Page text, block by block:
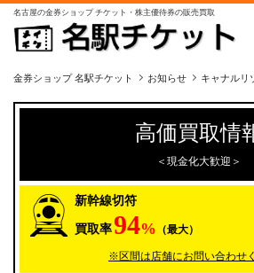
名古屋の金券ショップ チケット・株主優待券の販売買取
金券ショップ 名駅チケット お知らせ キャナルリ
高価買取情
＜現金化大歓迎＞
新幹線切符
買取率94% （最大）
※区間は店舗にお問い合わせ